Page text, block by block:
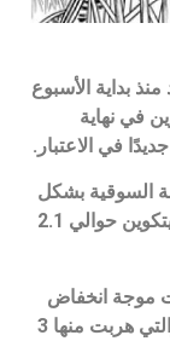
بداية الأسبوع
في نهاية
السوقية بشكل
حاد بنحو 200 مليار دولار ،مما يجعل قيمة البيتكوين حوالي 2.1
موجة انخفاض
كبيرة 100 عملة من حيث القيمة السوقية ،والتي هربت منها 3